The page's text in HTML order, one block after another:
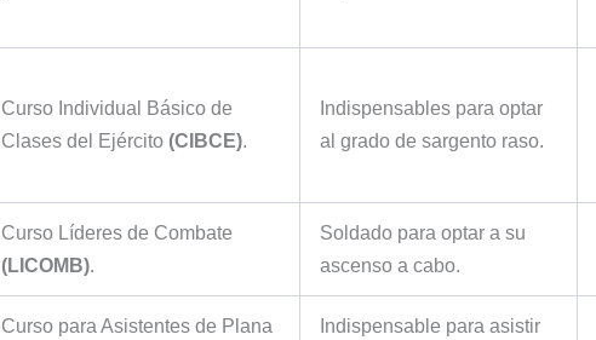
Curso Individual Básico de
Clases del Ejército (CIBCE).
Indispensables para optar
al grado de sargento raso.
Curso Líderes de Combate
(LICOMB).
Soldado para optar a su
ascenso a cabo.
Curso para Asistentes de Plana
Indispensable para asistir